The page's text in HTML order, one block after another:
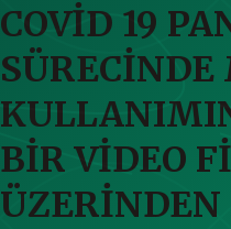
COVİD 19
SÜRECİNDE
BİR VİDEO